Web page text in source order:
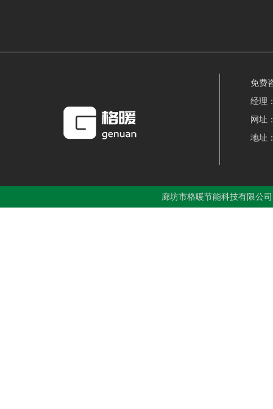
免费
经理
网址
地址
廊坊市格暖节能科技有限公